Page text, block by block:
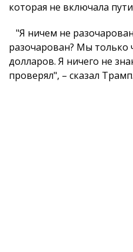
которая не включала
"Я ничем не
разочарован? Мы только
долларов. Я ничего не
проверял", – сказал Трамп.